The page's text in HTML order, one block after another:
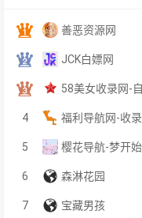
善恶资源网
JCK白嫖网
58美女收录网-
4 福利导航网-收
5 樱花导航-梦开
6 森淋花园
7 宝藏男孩